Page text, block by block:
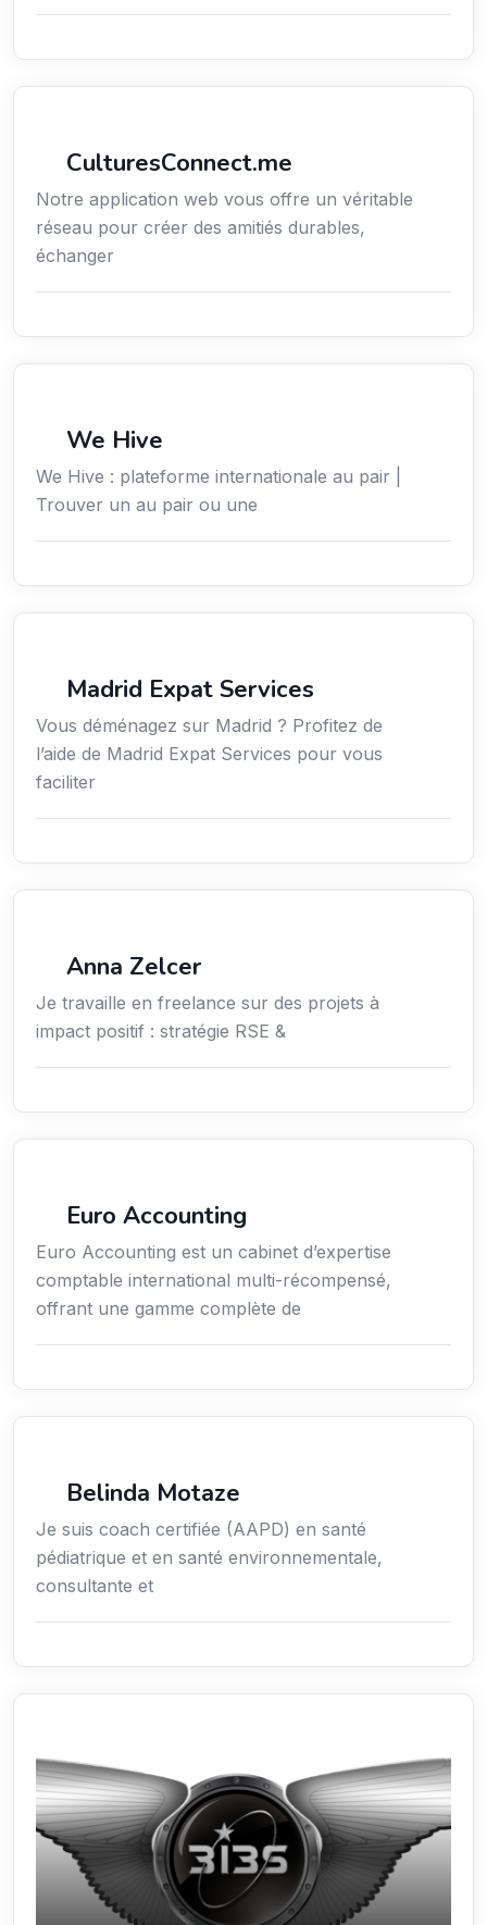
CulturesConnect.me
Notre application web vous offre un véritable
réseau pour créer des amitiés durables,
échanger
We Hive
We Hive : plateforme internationale au pair |
Trouver un au pair ou une
Madrid Expat Services
Vous déménagez sur Madrid ? Profitez de
l’aide de Madrid Expat Services pour vous
faciliter
Anna Zelcer
Je travaille en freelance sur des projets à
impact positif : stratégie RSE &
Euro Accounting
Euro Accounting est un cabinet d’expertise
comptable international multi-récompensé,
offrant une gamme complète de
Belinda Motaze
Je suis coach certifiée (AAPD) en santé
pédiatrique et en santé environnementale,
consultante et